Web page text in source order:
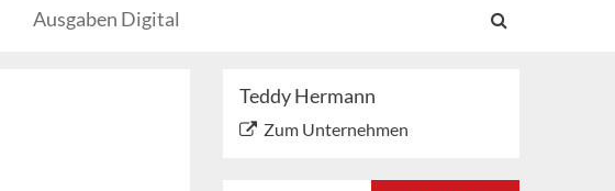
Ausgaben Digital
Teddy Hermann
Zum Unternehmen